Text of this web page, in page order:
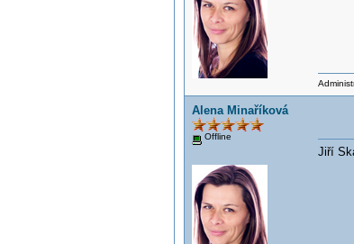
Alena Minaříková
Offline
Jiří